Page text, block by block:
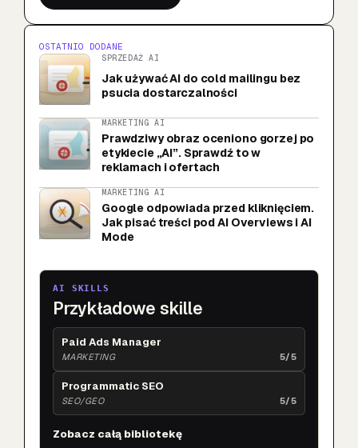
OSTATNIO DODANE
SPRZEDAŻ AI
Jak używać AI do cold mailingu bez
psucia dostarczalności
MARKETING AI
Prawdziwy obraz oceniono gorzej po
etykiecie „AI”. Sprawdź to w
reklamach i ofertach
MARKETING AI
Google odpowiada przed kliknięciem.
Jak pisać treści pod AI Overviews i AI
Mode
AI SKILLS
Przykładowe skille
Paid Ads Manager
MARKETING 5/5
Programmatic SEO
SEO/GEO 5/5
Zobacz całą bibliotekę